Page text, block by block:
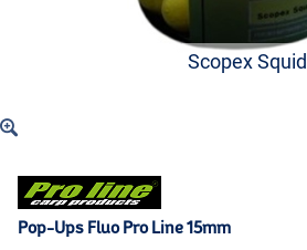
Scopex Squid
Pop-Ups Fluo Pro Line 15mm